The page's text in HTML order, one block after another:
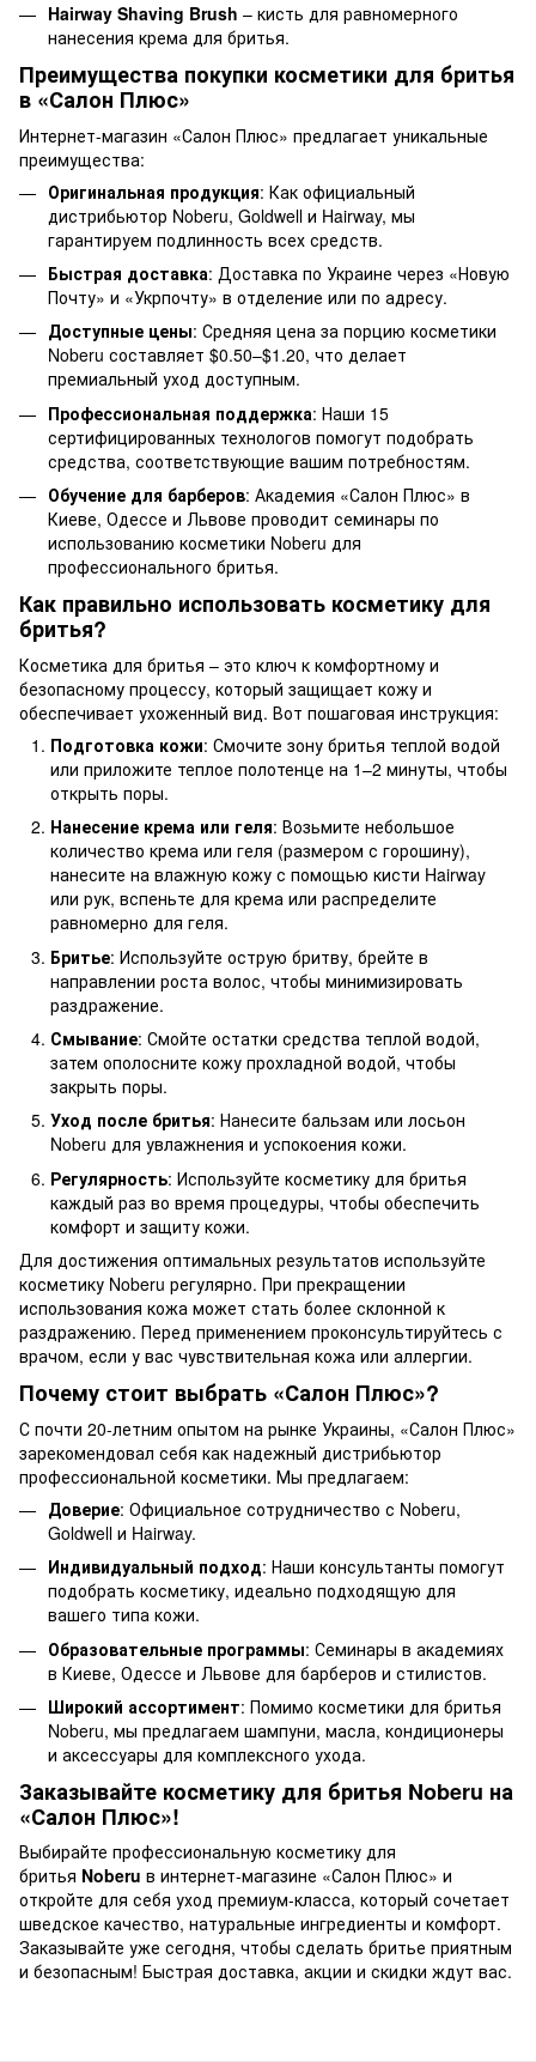
Hairway Shaving Brush – кисть для равномерного
нанесения крема для бритья.
Преимущества покупки косметики для бритья
в «Салон Плюс»
Интернет-магазин «Салон Плюс» предлагает уникальные
преимущества:
Оригинальная продукция: Как официальный
дистрибьютор Noberu, Goldwell и Hairway, мы
гарантируем подлинность всех средств.
Быстрая доставка: Доставка по Украине через «Новую
Почту» и «Укрпочту» в отделение или по адресу.
Доступные цены: Средняя цена за порцию косметики
Noberu составляет $0.50–$1.20, что делает
премиальный уход доступным.
Профессиональная поддержка: Наши 15
сертифицированных технологов помогут подобрать
средства, соответствующие вашим потребностям.
Обучение для барберов: Академия «Салон Плюс» в
Киеве, Одессе и Львове проводит семинары по
использованию косметики Noberu для
профессионального бритья.
Как правильно использовать косметику для
бритья?
Косметика для бритья – это ключ к комфортному и
безопасному процессу, который защищает кожу и
обеспечивает ухоженный вид. Вот пошаговая инструкция:
Подготовка кожи: Смочите зону бритья теплой водой
или приложите теплое полотенце на 1–2 минуты, чтобы
открыть поры.
Нанесение крема или геля: Возьмите небольшое
количество крема или геля (размером с горошину),
нанесите на влажную кожу с помощью кисти Hairway
или рук, вспеньте для крема или распределите
равномерно для геля.
Бритье: Используйте острую бритву, брейте в
направлении роста волос, чтобы минимизировать
раздражение.
Смывание: Смойте остатки средства теплой водой,
затем ополосните кожу прохладной водой, чтобы
закрыть поры.
Уход после бритья: Нанесите бальзам или лосьон
Noberu для увлажнения и успокоения кожи.
Регулярность: Используйте косметику для бритья
каждый раз во время процедуры, чтобы обеспечить
комфорт и защиту кожи.
Для достижения оптимальных результатов используйте
косметику Noberu регулярно. При прекращении
использования кожа может стать более склонной к
раздражению. Перед применением проконсультируйтесь с
врачом, если у вас чувствительная кожа или аллергии.
Почему стоит выбрать «Салон Плюс»?
С почти 20-летним опытом на рынке Украины, «Салон Плюс»
зарекомендовал себя как надежный дистрибьютор
профессиональной косметики. Мы предлагаем:
Доверие: Официальное сотрудничество с Noberu,
Goldwell и Hairway.
Индивидуальный подход: Наши консультанты помогут
подобрать косметику, идеально подходящую для
вашего типа кожи.
Образовательные программы: Семинары в академиях
в Киеве, Одессе и Львове для барберов и стилистов.
Широкий ассортимент: Помимо косметики для бритья
Noberu, мы предлагаем шампуни, масла, кондиционеры
и аксессуары для комплексного ухода.
Заказывайте косметику для бритья Noberu на
«Салон Плюс»!
Выбирайте профессиональную косметику для
бритья Noberu в интернет-магазине «Салон Плюс» и
откройте для себя уход премиум-класса, который сочетает
шведское качество, натуральные ингредиенты и комфорт.
Заказывайте уже сегодня, чтобы сделать бритье приятным
и безопасным! Быстрая доставка, акции и скидки ждут вас.